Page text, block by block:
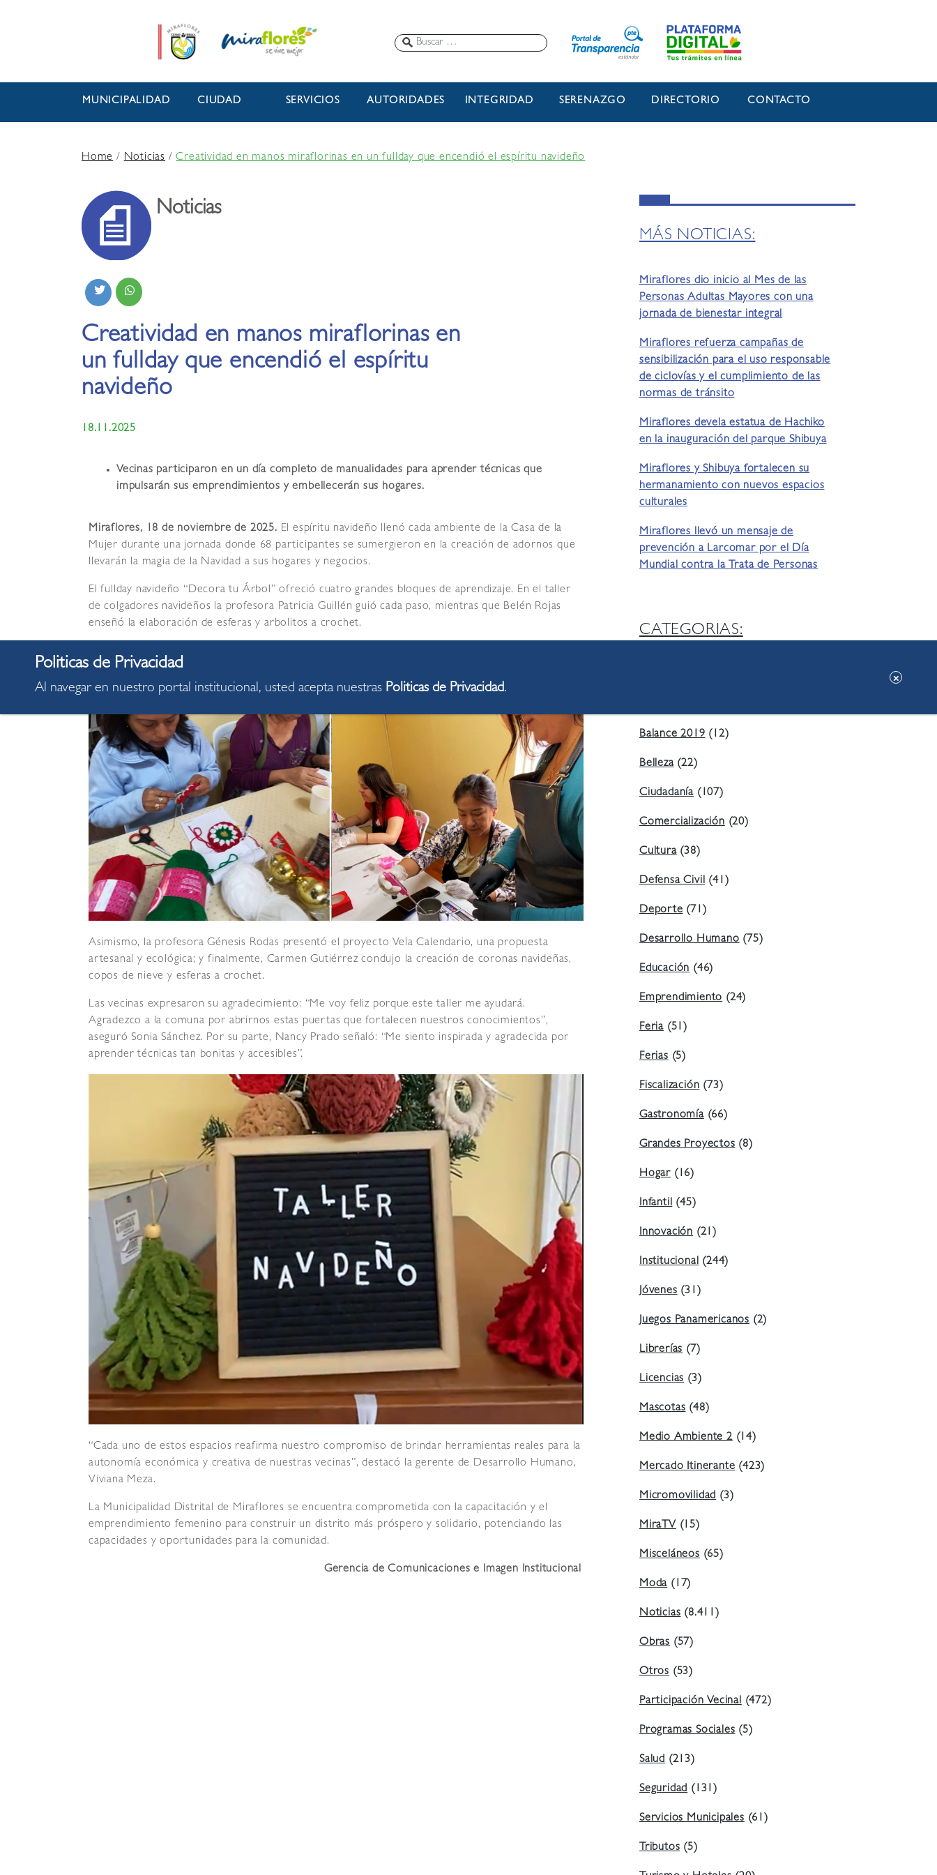
MUNICIPALIDAD CIUDAD SERVICIOS AUTORIDADES INTEGRIDAD SERENAZGO DIRECTORIO CONTACTO
Home/Noticias /Creatividad en manos miraflorinas en un fullday que encendió el espíritu navideño
Noticias
Creatividad en manos miraflorinas en
un fullday que encendió el espíritu
navideño
18.11.2025
Vecinas participaron en un día completo de manualidades para aprender técnicas que
impulsarán sus emprendimientos y embellecerán sus hogares.
Miraflores, 18 de noviembre de 2025. El espíritu navideño llenó cada ambiente de la Casa de la
Mujer durante una jornada donde 68 participantes se sumergieron en la creación de adornos que
llevarán la magia de la Navidad a sus hogares y negocios.
El fullday navideño “Decora tu Árbol” ofreció cuatro grandes bloques de aprendizaje. En el taller
de colgadores navideños la profesora Patricia Guillén guió cada paso, mientras que Belén Rojas
enseñó la elaboración de esferas y arbolitos a crochet.
Asimismo, la profesora Génesis Rodas presentó el proyecto Vela Calendario, una propuesta
artesanal y ecológica; y finalmente, Carmen Gutiérrez condujo la creación de coronas navideñas,
copos de nieve y esferas a crochet.
Las vecinas expresaron su agradecimiento: “Me voy feliz porque este taller me ayudará.
Agradezco a la comuna por abrirnos estas puertas que fortalecen nuestros conocimientos”,
aseguró Sonia Sánchez. Por su parte, Nancy Prado señaló: “Me siento inspirada y agradecida por
aprender técnicas tan bonitas y accesibles”.
“Cada uno de estos espacios reafirma nuestro compromiso de brindar herramientas reales para la
autonomía económica y creativa de nuestras vecinas”, destacó la gerente de Desarrollo Humano,
Viviana Meza.
La Municipalidad Distrital de Miraflores se encuentra comprometida con la capacitación y el
emprendimiento femenino para construir un distrito más próspero y solidario, potenciando las
capacidades y oportunidades para la comunidad.
Gerencia de Comunicaciones e Imagen Institucional
MÁS NOTICIAS:
Miraflores dio inicio al Mes de las
Personas Adultas Mayores con una
jornada de bienestar integral
Miraflores refuerza campañas de
sensibilización para el uso responsable
de ciclovías y el cumplimiento de las
normas de tránsito
Miraflores devela estatua de Hachiko
en la inauguración del parque Shibuya
Miraflores y Shibuya fortalecen su
hermanamiento con nuevos espacios
culturales
Miraflores llevó un mensaje de
prevención a Larcomar por el Día
Mundial contra la Trata de Personas
CATEGORIAS:
Balance 2019(12)
Belleza(22)
Ciudadanía (107)
Comercialización(20)
Cultura(38)
Defensa Civil(41)
Deporte(71)
Desarrollo Humano(75)
Educación(46)
Emprendimiento(24)
Feria (51)
Ferias(5)
Fiscalización(73)
Gastronomía(66)
Grandes Proyectos(8)
Hogar (16)
Infantil(45)
Innovación (21)
Institucional(244)
Jóvenes(31)
Juegos Panamericanos (2)
Librerías(7)
Licencias(3)
Mascotas(48)
Medio Ambiente 2(14)
Mercado Itinerante(423)
Micromovilidad(3)
MiraTV(15)
Misceláneos(65)
Moda(17)
Noticias(8.411)
Obras (57)
Otros (53)
Participación Vecinal(472)
Programas Sociales(5)
Salud (213)
Seguridad(131)
Servicios Municipales(61)
Tributos(5)
Al navegar en nuestro portal institucional, usted acepta nuestras Politicas de Privacidad.